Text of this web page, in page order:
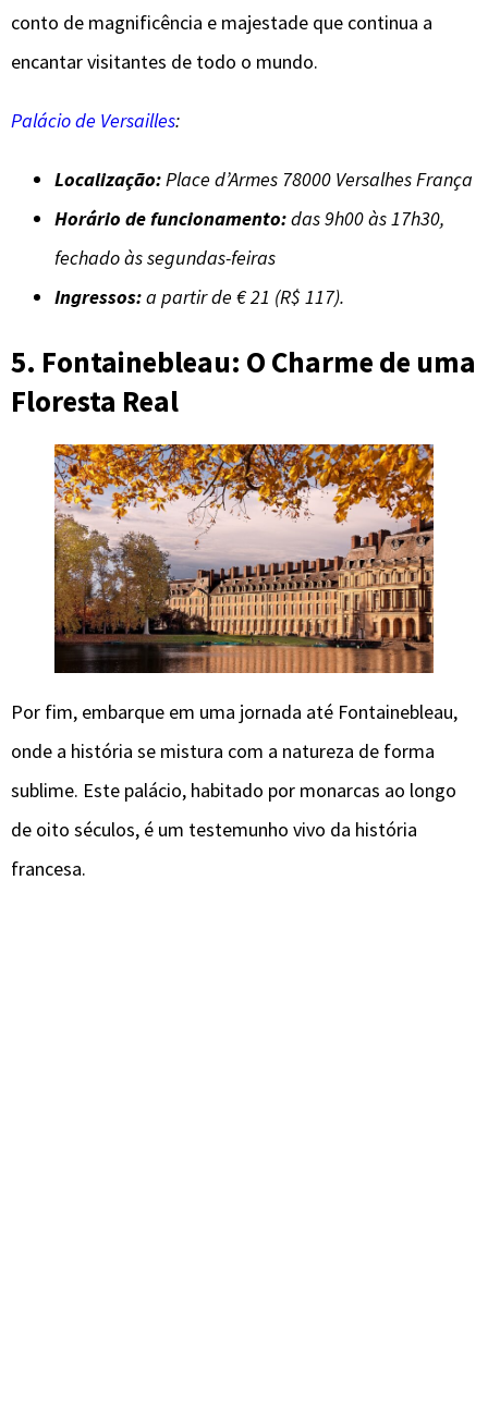
conto de magnificência e majestade que continua a
encantar visitantes de todo o mundo.
Palácio de Versailles:
Localização:Place d’Armes 78000 Versalhes França
Horário de funcionamento:das 9h00 às 17h30,
fechado às segundas-feiras
Ingressos:a partir de € 21 (R$ 117).
5. Fontainebleau: O Charme de uma
Floresta Real
Por fim, embarque em uma jornada até Fontainebleau,
onde a história se mistura com a natureza de forma
sublime. Este palácio, habitado por monarcas ao longo
de oito séculos, é um testemunho vivo da história
francesa.